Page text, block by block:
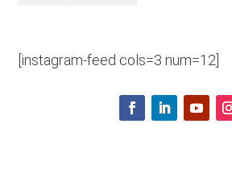
[instagram-feed cols=3 num=12]